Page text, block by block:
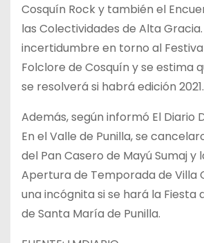
Cosquín Rock y también el
las Colectividades de Alta
incertidumbre en torno al
Folclore de Cosquín y se estima
se resolverá si habrá edición 2021.
Además, según informó El Diario
En el Valle de Punilla, se
del Pan Casero de Mayú Sumaj y
Apertura de Temporada de Villa
una incógnita si se hará la Fiesta
de Santa María de Punilla.